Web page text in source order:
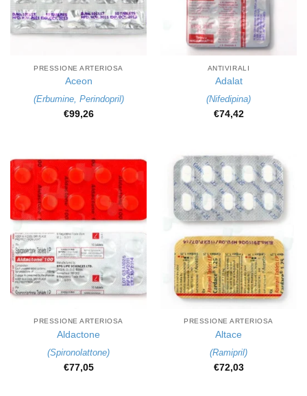
PRESSIONE ARTERIOSA
Aceon
(Erbumine, Perindopril)
€99,26
ANTIVIRALI
Adalat
(Nifedipina)
€74,42
PRESSIONE ARTERIOSA
Aldactone
(Spironolattone)
€77,05
PRESSIONE ARTERIOSA
Altace
(Ramipril)
€72,03